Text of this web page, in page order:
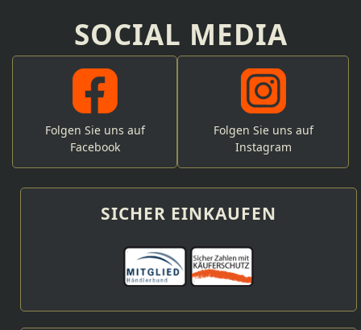
SOCIAL MEDIA
Folgen Sie uns auf
Facebook
Folgen Sie uns auf
Instagram
SICHER EINKAUFEN